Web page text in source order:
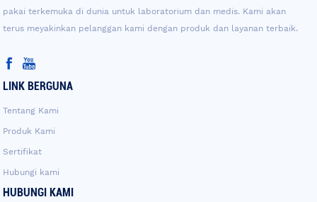
pakai terkemuka di dunia untuk laboratorium dan medis. Kami akan
terus meyakinkan pelanggan kami dengan produk dan layanan terbaik.
LINK BERGUNA
Tentang Kami
Produk Kami
Sertifikat
Hubungi kami
HUBUNGI KAMI